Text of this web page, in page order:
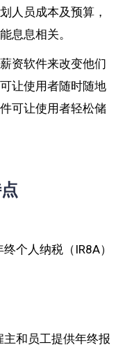
人员成本及预算，
息息相关。
资软件来改变他们
让使用者随时随地
可让使用者轻松储
个人纳税（IR8A）
和员工提供年终报